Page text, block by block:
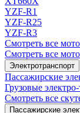
YZF-R1
YZF-R25
YZF-R3
Смотреть все
Смотреть все
Электротранспорт
Пассажирские
Грузовые
Смотреть все
Пассажирские